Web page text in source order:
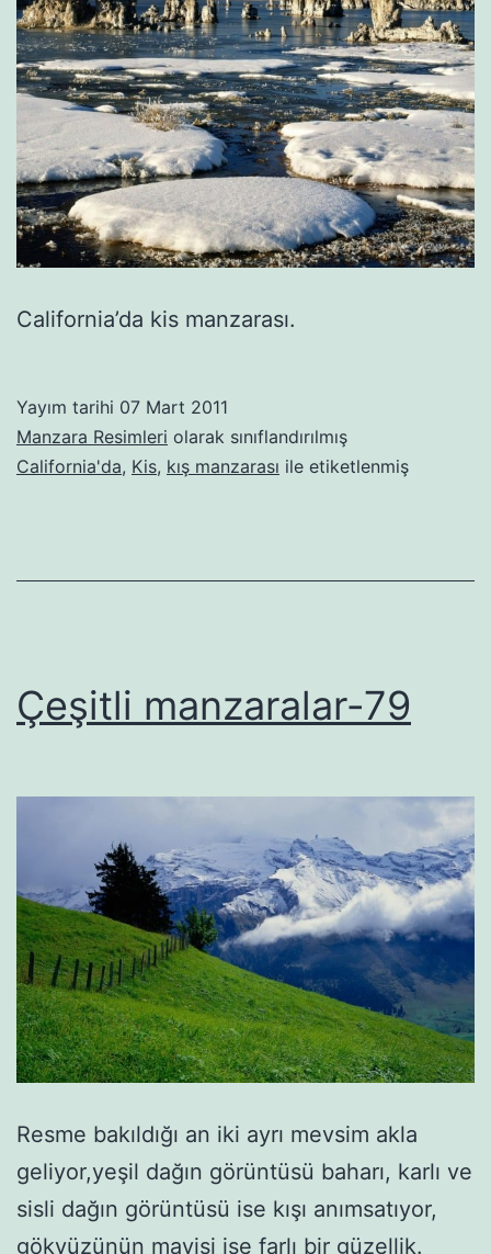
California’da kis manzarası.
Yayım tarihi 07 Mart 2011
Manzara Resimleri olarak sınıflandırılmış
California'da, Kis, kış manzarası ile etiketlenmiş
Çeşitli manzaralar-79
Resme bakıldığı an iki ayrı mevsim akla
geliyor,yeşil dağın görüntüsü baharı, karlı ve
sisli dağın görüntüsü ise kışı anımsatıyor,
gökyüzünün mavisi ise farlı bir güzellik.